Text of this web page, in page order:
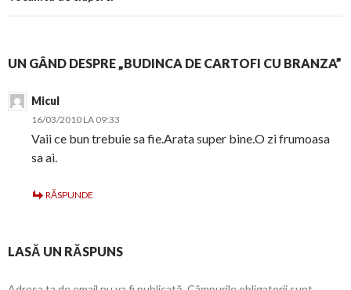
UN GÂND DESPRE „BUDINCA DE CARTOFI CU BRANZA”
Micul
16/03/2010 LA 09:33
Vaii ce bun trebuie sa fie.Arata super bine.O zi frumoasa
sa ai.
RĂSPUNDE
LASĂ UN RĂSPUNS